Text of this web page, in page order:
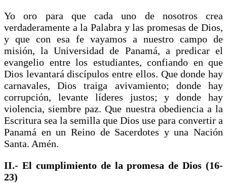
Yo oro para que cada uno de nosotros crea
verdaderamente a la Palabra y las promesas de Dios,
y que con esa fe vayamos a nuestro campo de
misión, la Universidad de Panamá, a predicar el
evangelio entre los estudiantes, confiando en que
Dios levantará discípulos entre ellos. Que donde hay
carnavales, Dios traiga avivamiento; donde hay
corrupción, levante líderes justos; y donde hay
violencia, siembre paz. Que nuestra obediencia a la
Escritura sea la semilla que Dios use para convertir a
Panamá en un Reino de Sacerdotes y una Nación
Santa. Amén.
II.- El cumplimiento de la promesa de Dios (16-
23)